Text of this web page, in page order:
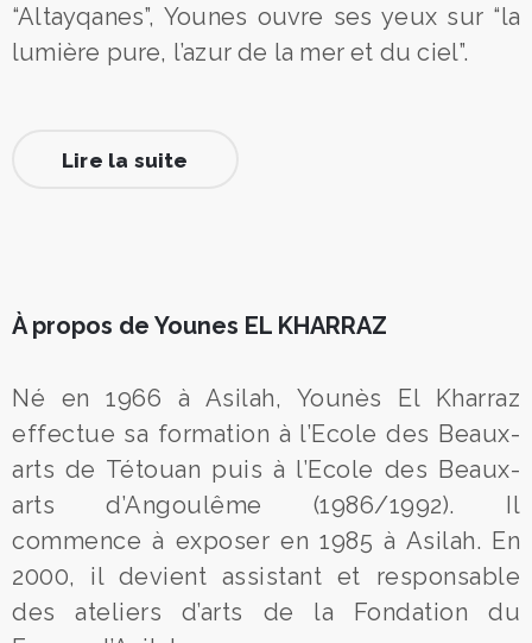
“Altayqanes”, Younes ouvre ses yeux sur “la
lumière pure, l’azur de la mer et du ciel”.
Lire la suite
À propos de Younes EL KHARRAZ
Né en 1966 à Asilah, Younès El Kharraz
effectue sa formation à l’Ecole des Beaux-
arts de Tétouan puis à l’Ecole des Beaux-
arts d’Angoulême (1986/1992). Il
commence à exposer en 1985 à Asilah. En
2000, il devient assistant et responsable
des ateliers d’arts de la Fondation du